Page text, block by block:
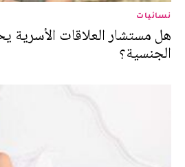
نسائيات
هل مستشار العلاقات الأسرية
الجنسية؟